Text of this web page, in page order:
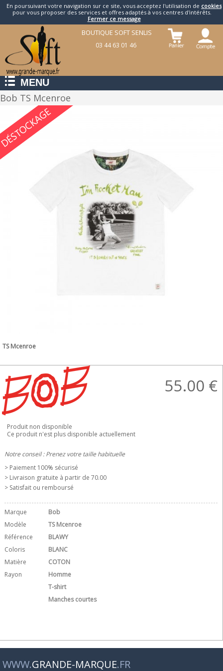
En poursuivant votre navigation sur ce site, vous acceptez l'utilisation de cookies
pour vous proposer des services et offres adaptés à vos centres d'intérêts.
Fermer ce message
BOUTIQUE SOFT SENLIS
03 44 63 01 46
MENU
Bob TS Mcenroe
TS Mcenroe
55.00 €
Produit non disponible
Ce produit n'est plus disponible actuellement
Notre conseil : Prenez votre taille habituelle
> Paiement 100% sécurisé
> Livraison gratuite à partir de 70.00 
> Satisfait ou remboursé
Marque
Bob
Modèle
TS Mcenroe
Référence
BLAWY
Coloris
BLANC
Matière
COTON
Rayon
Homme
T-shirt
Manches courtes
WWW.GRANDE-MARQUE.FR